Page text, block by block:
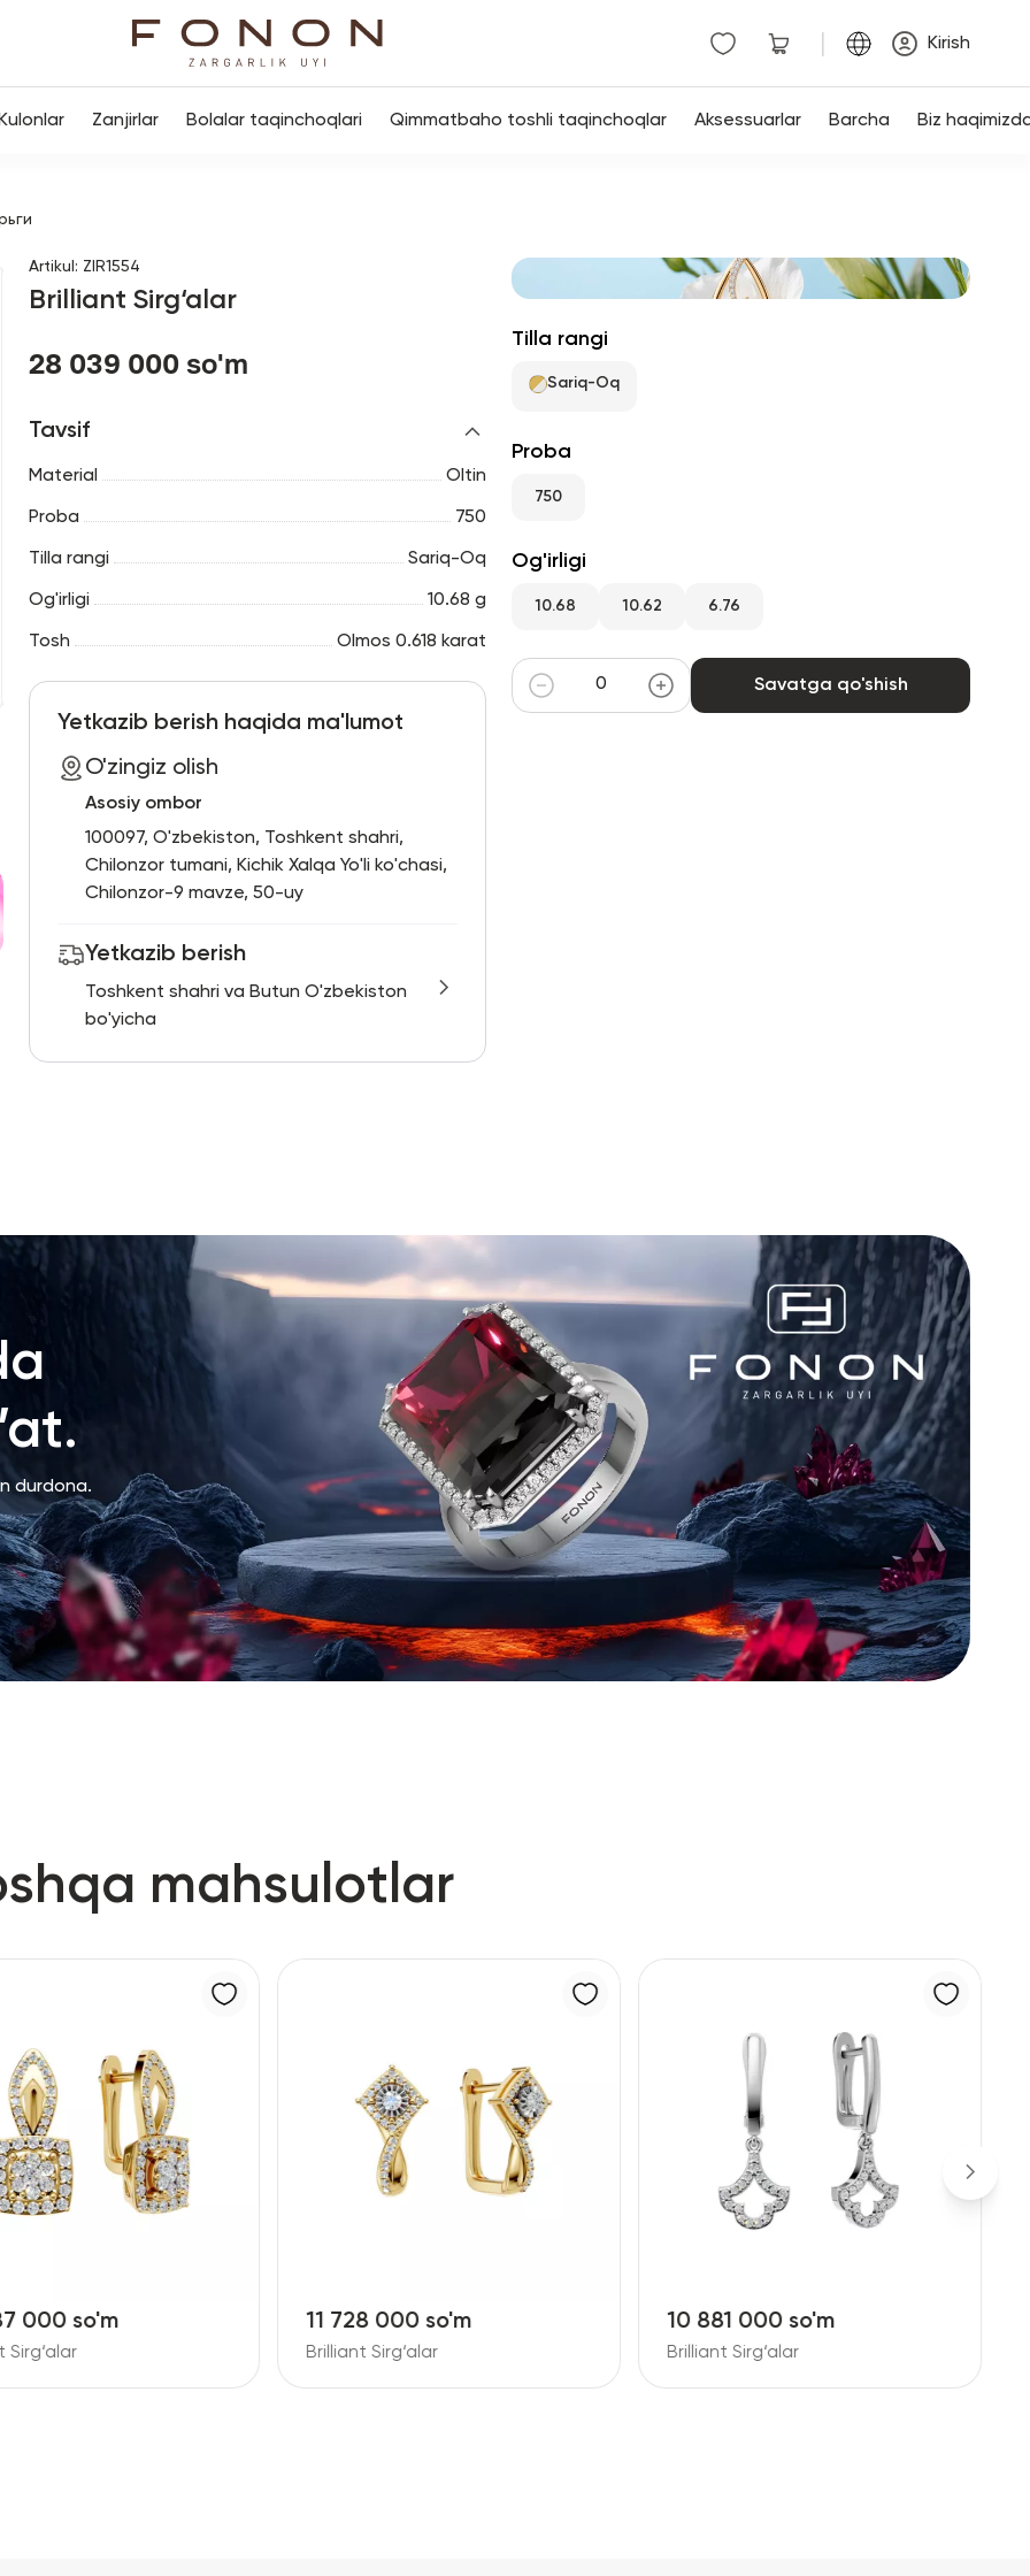
Kirish
Kulonlar Zanjirlar Bolalar taqinchoqlari Qimmatbaho toshli taqinchoqlar Aksessuarlar Barcha Biz
Artikul : ZIR1554
Brilliant Sirg‘alar
28 039 000 so'm
Tavsif
Material Oltin
Proba 750
Tilla rangi Sariq-Oq
Og'irligi 10.68 g
Tosh Olmos 0.618 karat
Yetkazib berish haqida ma'lumot
O'zingiz olish
Asosiy ombor
100097, O'zbekiston, Toshkent shahri,
Chilonzor tumani, Kichik Xalqa Yo'li ko'chasi,
Chilonzor-9 mavze, 50-uy
Yetkazib berish
Toshkent shahri va Butun O'zbekiston
bo'yicha
Tilla rangi
Sariq-Oq
Proba
750
Og'irligi
10.68 10.62 6.76
Savatga qo'shish
durdona.
mahsulotlar
000 so'm 11 728 000 so'm
Brilliant Sirg‘alar
10 881 000 so'm
Brilliant Sirg‘alar